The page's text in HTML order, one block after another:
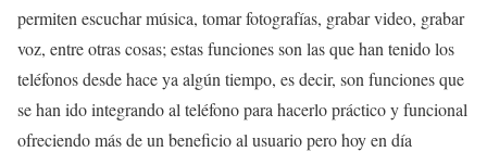
permiten escuchar música, tomar fotografías, grabar video, grabar
voz, entre otras cosas; estas funciones son las que han tenido los
teléfonos desde hace ya algún tiempo, es decir, son funciones que
se han ido integrando al teléfono para hacerlo práctico y funcional
ofreciendo más de un beneficio al usuario pero hoy en día